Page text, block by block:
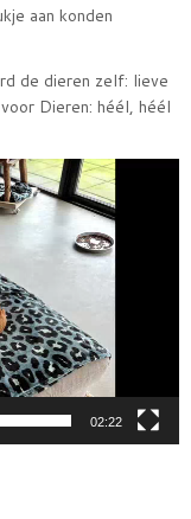
aan konden
de dieren zelf: lieve
Dieren: héél, héél
02:22